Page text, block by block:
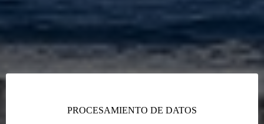
PROCESAMIENTO DE DATOS